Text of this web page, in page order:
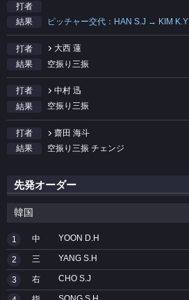
打者
結果
ピッチャー交代：HAN S.J → KIM K.Y
打者
大西 蓮
結果
空振り三振
打者
中村 迅
結果
空振り三振
打者
齋田 海斗
結果
空振り三振 チェンジ
先発オーダー
韓国
1 中 YOON D.H
2 三 YANG S.H
3 右 CHO S.J